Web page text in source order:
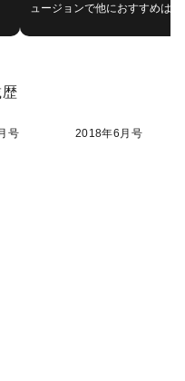
ュージョンで他におすすめは
号 2018年6月号